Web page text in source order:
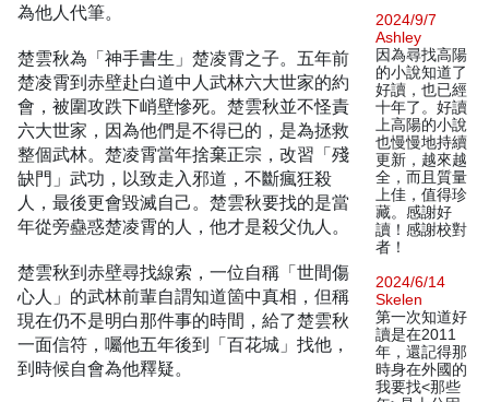
為他人代筆。
楚雲秋為「神手書生」楚凌霄之子。五年前
楚凌霄到赤壁赴白道中人武林六大世家的約
會，被圍攻跌下峭壁慘死。楚雲秋並不怪責
六大世家，因為他們是不得已的，是為拯救
整個武林。楚凌霄當年捨棄正宗，改習「殘
缺門」武功，以致走入邪道，不斷瘋狂殺
人，最後更會毀滅自己。楚雲秋要找的是當
年從旁蠱惑楚凌霄的人，他才是殺父仇人。
楚雲秋到赤壁尋找線索，一位自稱「世間傷
心人」的武林前輩自謂知道箇中真相，但稱
現在仍不是明白那件事的時間，給了楚雲秋
一面信符，囑他五年後到「百花城」找他，
到時候自會為他釋疑。
2024/9/7
Ashley
因為尋找高陽
的小說知道了
好讀，也已經
十年了。好讀
上高陽的小說
也慢慢地持續
更新，越來越
全，而且質量
上佳，值得珍
藏。感謝好
讀！感謝校對
者！
2024/6/14
Skelen
第一次知道好
讀是在2011
年，還記得那
時身在外國的
我要找<那些